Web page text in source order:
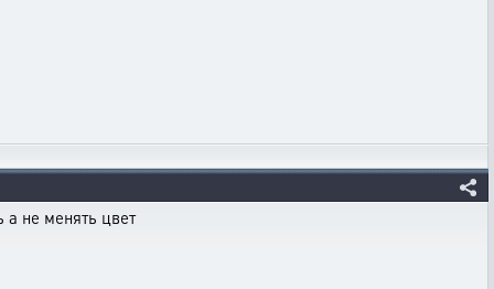
а не менять цвет